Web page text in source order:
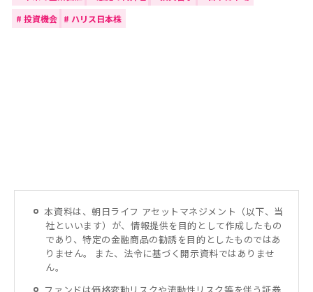
# 投資機会 # ハリス日本株
本資料は、朝日ライフ アセットマネジメント（以下、当
社といいます）が、情報提供を目的として作成したもの
であり、特定の金融商品の勧誘を目的としたものではあ
りません。 また、法令に基づく開示資料ではありませ
ん。